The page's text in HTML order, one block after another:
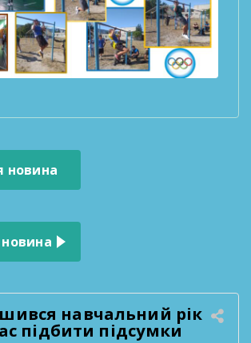
новина
навчальний рік
підбити підсумки